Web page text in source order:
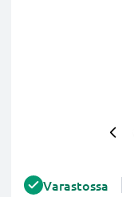
Varastossa